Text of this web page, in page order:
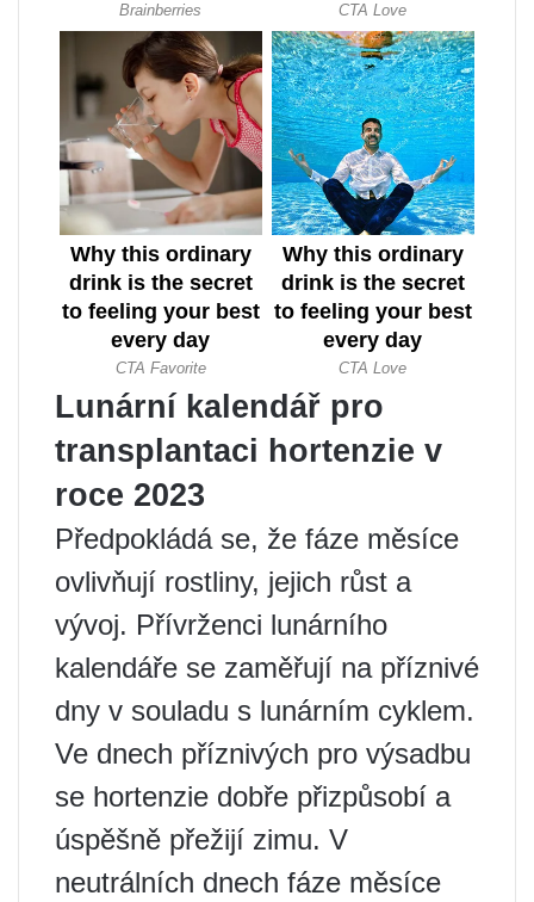
Lunární kalendář pro
transplantaci hortenzie v
roce 2023
Předpokládá se, že fáze měsíce
ovlivňují rostliny, jejich růst a
vývoj. Přívrženci lunárního
kalendáře se zaměřují na příznivé
dny v souladu s lunárním cyklem.
Ve dnech příznivých pro výsadbu
se hortenzie dobře přizpůsobí a
úspěšně přežijí zimu. V
neutrálních dnech fáze měsíce